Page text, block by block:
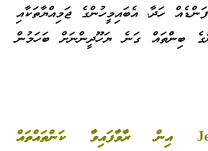
ހަދާ، އެބައިމީހުންގެ ޖަމިއްޔާތަކާއި
ބިންތައް ގަނެ ޔަހޫދީންނަށް ބަހަމުން
Jewish Agency އިން ރާވާފައިވާ ކަންތައްތައް